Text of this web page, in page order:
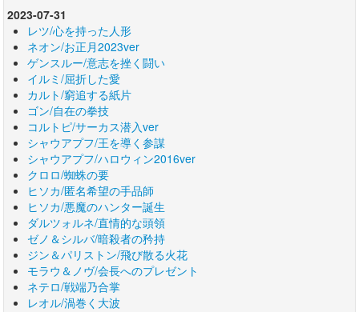
2023-07-31
レツ/心を持った人形
ネオン/お正月2023ver
ゲンスルー/意志を挫く闘い
イルミ/屈折した愛
カルト/窮追する紙片
ゴン/自在の拳技
コルトピ/サーカス潜入ver
シャウアプフ/王を導く参謀
シャウアプフ/ハロウィン2016ver
クロロ/蜘蛛の要
ヒソカ/匿名希望の手品師
ヒソカ/悪魔のハンター誕生
ダルツォルネ/直情的な頭領
ゼノ＆シルバ/暗殺者の矜持
ジン＆パリストン/飛び散る火花
モラウ＆ノヴ/会長へのプレゼント
ネテロ/戦端乃合掌
レオル/渦巻く大波